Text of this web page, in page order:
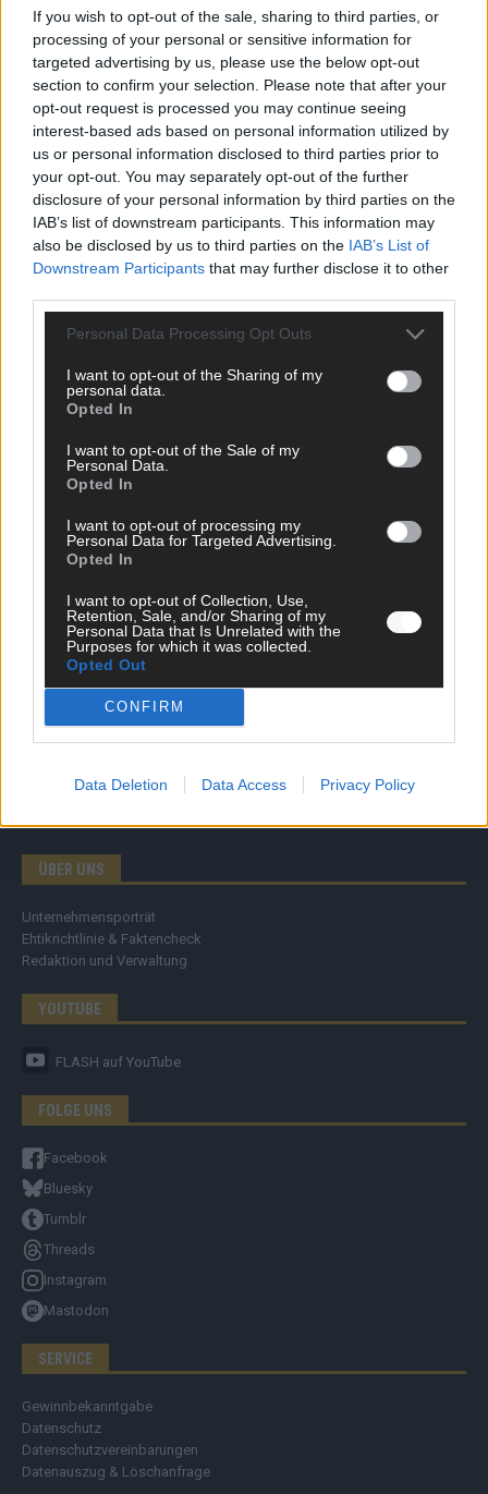
If you wish to opt-out of the sale, sharing to third parties, or
processing of your personal or sensitive information for
targeted advertising by us, please use the below opt-out
section to confirm your selection. Please note that after your
opt-out request is processed you may continue seeing
interest-based ads based on personal information utilized by
us or personal information disclosed to third parties prior to
your opt-out. You may separately opt-out of the further
disclosure of your personal information by third parties on the
IAB’s list of downstream participants. This information may
also be disclosed by us to third parties on the IAB’s List of
Downstream Participants that may further disclose it to other
Personal Data Processing Opt Outs
I want to opt-out of the Sharing of my
personal data.
Opted In
I want to opt-out of the Sale of my
Personal Data.
Opted In
I want to opt-out of processing my
Personal Data for Targeted Advertising.
Opted In
I want to opt-out of Collection, Use,
Retention, Sale, and/or Sharing of my
Personal Data that Is Unrelated with the
Purposes for which it was collected.
Opted Out
CONFIRM
Data Deletion Data Access Privacy Policy
ANZEIGE
SCHNELL ZUM RESSORT
Nachrichten
Ratgeber
Wissen
Kommentar
Streams & Storys
Eurovision
FLASH – DAS VIDEOPORTAL
ÜBER UNS
Unternehmensporträt
Ehtikrichtlinie & Faktencheck
Redaktion und Verwaltung
YOUTUBE
FLASH auf YouTube
FOLGE UNS
Facebook
Bluesky
Tumblr
Threads
Instagram
Mastodon
SERVICE
Gewinnbekanntgabe
Datenschutz
Datenschutzvereinbarungen
Datenauszug & Löschanfrage